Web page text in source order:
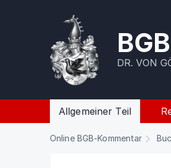
BGB
DR. VON
Allgemeiner Teil
Online BGB-Kommentar